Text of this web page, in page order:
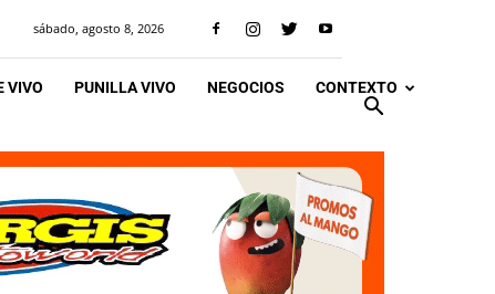
sábado, agosto 8, 2026
VIVO PUNILLA VIVO NEGOCIOS CONTEXTO